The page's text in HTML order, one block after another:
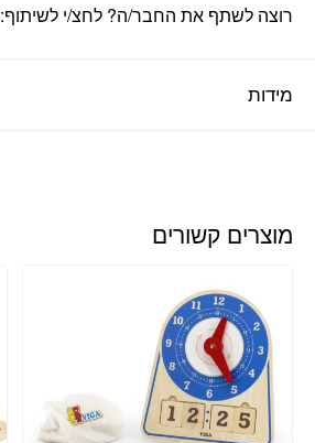
מידות
רוצה לשתף את החבר/ה? לחצ/י לשיתוף:
מוצרים קשורים